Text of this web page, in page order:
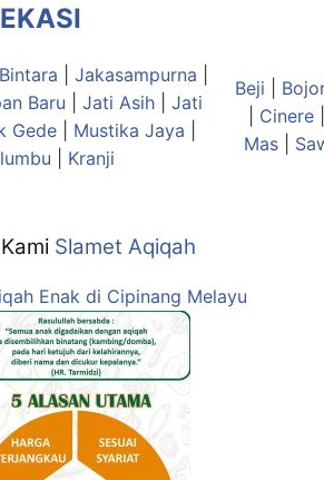
Bintara Jakasampurna
Baru Jati Asih| Jati
Gede| Mustika Jaya
Kranji
Beji
Cinere
Mas|
Slamet Aqiqah
Enak di Cipinang Melayu